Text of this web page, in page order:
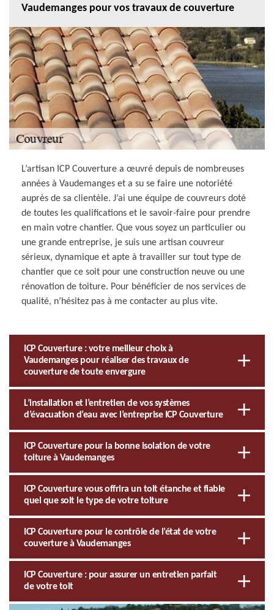
Vaudemanges pour vos travaux de couverture
L’artisan ICP Couverture a œuvré depuis de nombreuses
années à Vaudemanges et a su se faire une notoriété
auprès de sa clientèle. J’ai une équipe de couvreurs doté
de toutes les qualifications et le savoir-faire pour prendre
en main votre chantier. Que vous soyez un particulier ou
une grande entreprise, je suis une artisan couvreur
sérieux, dynamique et apte à travailler sur tout type de
chantier que ce soit pour une construction neuve ou une
rénovation de toiture. Pour bénéficier de nos services de
qualité, n’hésitez pas à me contacter au plus vite.
ICP Couverture : votre meilleur choix à
Vaudemanges pour réaliser des travaux de
couverture de toute envergure
L’installation et l’entretien de vos systèmes
d’évacuation d’eau avec l’entreprise ICP Couverture
ICP Couverture pour la bonne isolation de votre
toiture à Vaudemanges
ICP Couverture vous offrira un toit étanche et fiable
quel que soit le type de votre toiture
ICP Couverture pour le contrôle de l’état de votre
couverture à Vaudemanges
ICP Couverture : pour assurer un entretien parfait
de votre toit